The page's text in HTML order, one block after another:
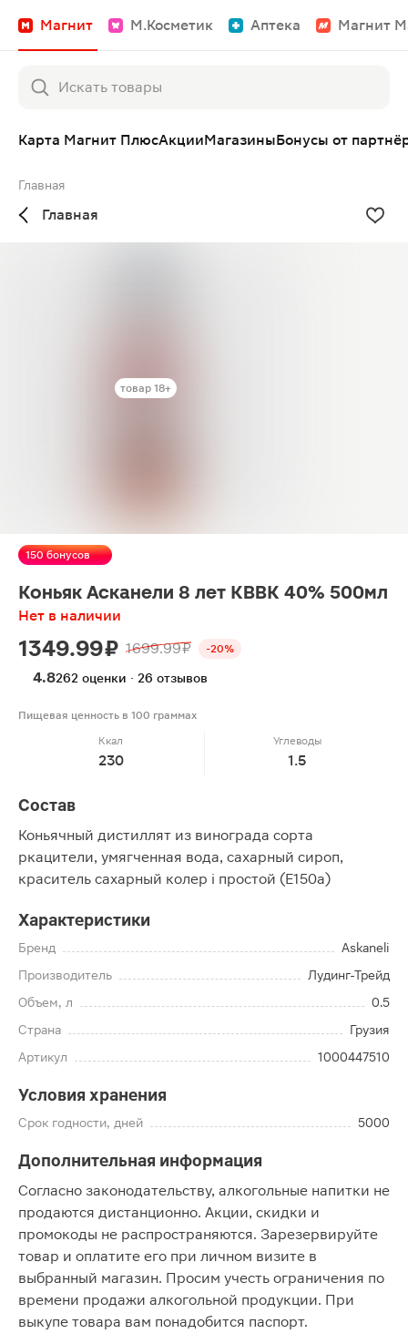
Магнит М.Косметик Аптека Магнит
Карта Магнит ПлюсАкцииМагазиныБонусы от
Главная
Главная
товар 18+
150 бонусов
Коньяк Асканели 8 лет КВВК 40% 500мл
Нет в наличии
1349.99 ₽ 1699.99 ₽ -20%
4.8262 оценки · 26 отзывов
Пищевая ценность в 100 граммах
Ккал
230
Углеводы
1.5
Состав
Коньячный дистиллят из винограда сорта
ркацители, умягченная вода, сахарный сироп,
краситель сахарный колер i простой (Е150а)
Характеристики
Бренд
Askaneli
Производитель
Лудинг-Трейд
Объем, л
0.5
Страна
Грузия
Артикул
1000447510
Условия хранения
Срок годности, дней 5000
Дополнительная информация
Согласно законодательству, алкогольные напитки не
продаются дистанционно. Акции, скидки и
промокоды не распространяются. Зарезервируйте
товар и оплатите его при личном визите в
выбранный магазин. Просим учесть ограничения по
времени продажи алкогольной продукции. При
выкупе товара вам понадобится паспорт.